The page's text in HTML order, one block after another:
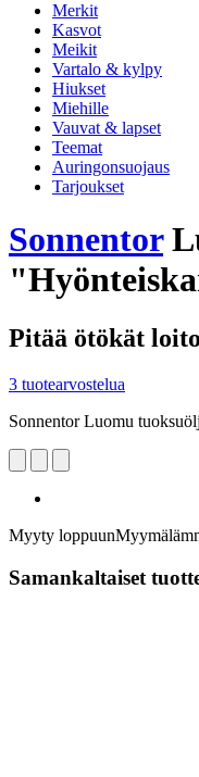
Merkit
Kasvot
Meikit
Vartalo & kylpy
Hiukset
Miehille
Vauvat & lapset
Teemat
Auringonsuojaus
Tarjoukset
Sonnentor
Pitää ötökät
3 tuotearvostelua
Sonnentor Luomu
Myyty loppuun
Samankaltaiset